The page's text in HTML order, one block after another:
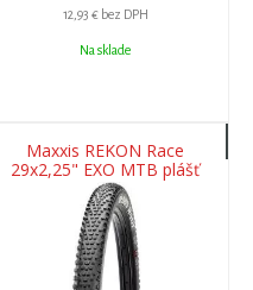
12,93 € bez DPH
Na sklade
Maxxis REKON Race
29x2,25" EXO MTB plášť
drôt